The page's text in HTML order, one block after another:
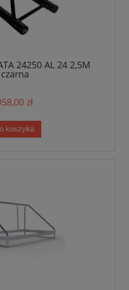
24250 AL 24 2,5M
czarna
zł
koszyka